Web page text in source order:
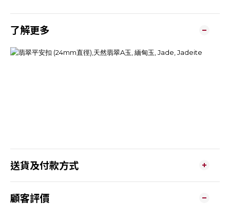
了解更多
送貨及付款方式
顧客評價